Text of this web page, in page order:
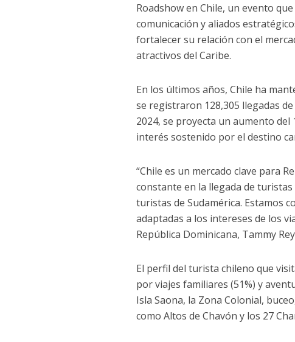
Roadshow en Chile, un evento
comunicación y aliados
fortalecer su relación con el
atractivos del Caribe.
En los últimos años, Chile ha
se registraron 128,305 llegadas
2024, se proyecta un aumento del
interés sostenido por el destino
“Chile es un mercado clave para
constante en la llegada de
turistas de Sudamérica. Estamos
adaptadas a los intereses de los
República Dominicana, Tammy
El perfil del turista chileno que
por viajes familiares (51%) y
Isla Saona, la Zona Colonial,
como Altos de Chavón y los 27